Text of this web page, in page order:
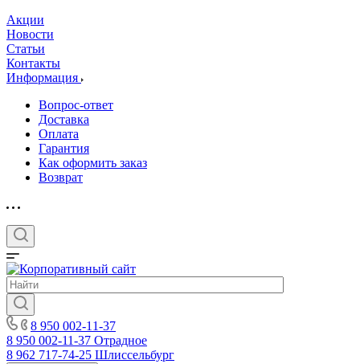
Акции
Новости
Статьи
Контакты
Информация
Вопрос-ответ
Доставка
Оплата
Гарантия
Как оформить заказ
Возврат
8 950 002-11-37
8 950 002-11-37 Отрадное
8 962 717-74-25 Шлиссельбург